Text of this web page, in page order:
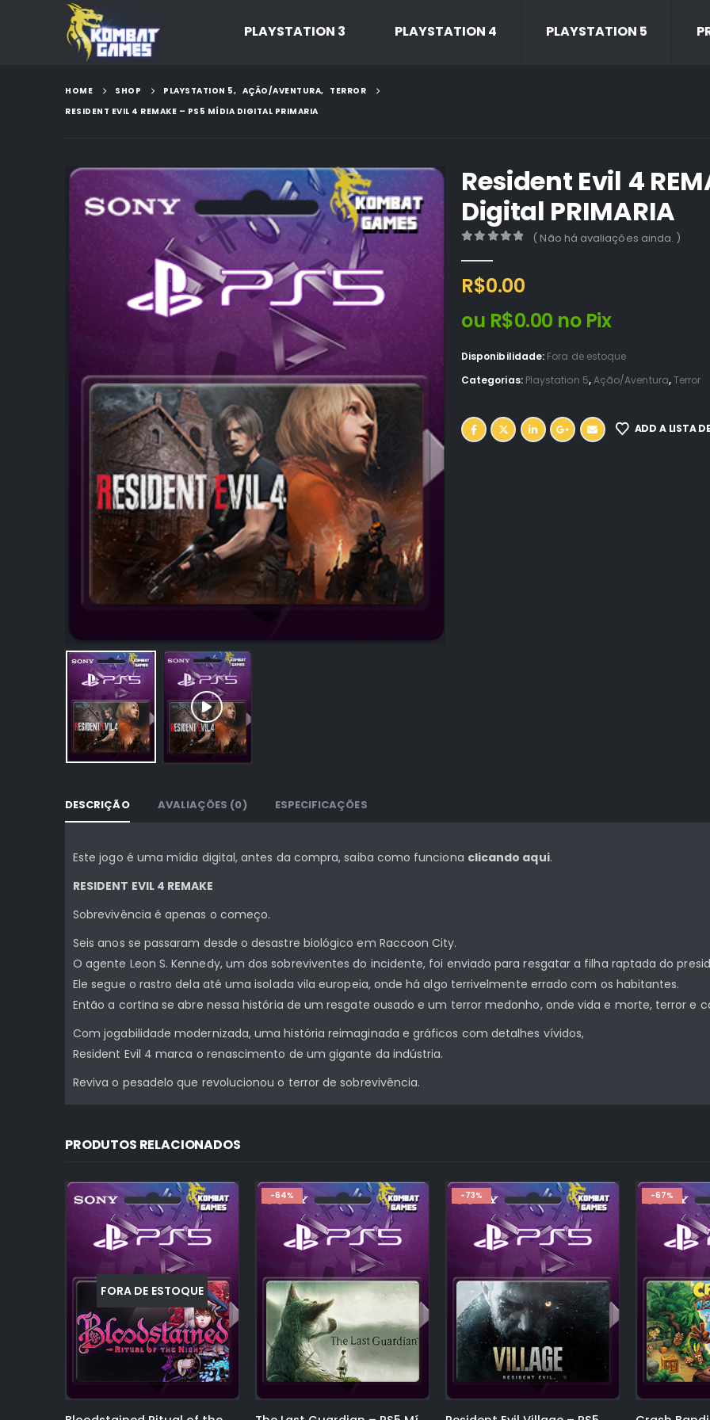
PLAYSTATION 3 PLAYSTATION 4 PLAYSTATION 5
HOME SHOP PLAYSTATION 5, AÇÃO/AVENTURA, TERROR
RESIDENT EVIL 4 REMAKE – PS5 MÍDIA DIGITAL PRIMARIA
Resident Evil 4
Digital PRIMARIA
( Não há avaliações ainda. )
R$0.00
ou R$0.00 no Pix
Disponibilidade: Fora de estoque
Categorias: Playstation 5,Ação/Aventura,Terror
ADD A LISTA
DESCRIÇÃO AVALIAÇÕES (0) ESPECIFICAÇÕES
Este jogo é uma mídia digital, antes da compra, saiba como funciona clicando aqui.
RESIDENT EVIL 4 REMAKE
Sobrevivência é apenas o começo.
Seis anos se passaram desde o desastre biológico em Raccoon City.
O agente Leon S. Kennedy, um dos sobreviventes do incidente, foi enviado para resgatar a filha raptada do
Ele segue o rastro dela até uma isolada vila europeia, onde há algo terrivelmente errado com os habitantes.
Então a cortina se abre nessa história de um resgate ousado e um terror medonho, onde vida e morte, terror e
Com jogabilidade modernizada, uma história reimaginada e gráficos com detalhes vívidos,
Resident Evil 4 marca o renascimento de um gigante da indústria.
Reviva o pesadelo que revolucionou o terror de sobrevivência.
PRODUTOS RELACIONADOS
-64% -73% -67% -33%